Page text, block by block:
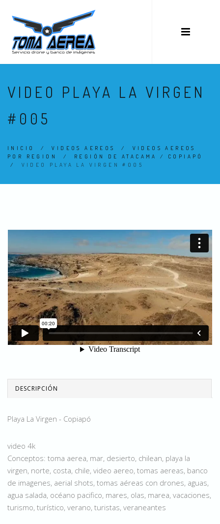
VIDEO PLAYA LA VIRGEN
#005
INICIO /VIDEOS AEREOS / VIDEOS AEREOS
POR REGION
/ REGIÓN DE ATACAMA / COPIAPÓ
/ VIDEO PLAYA LA VIRGEN #005
DESCRIPCIÓN
Playa La Virgen - Copiapó
video 4k
Conceptos: toma aerea, mar, desierto, chilean, playa la
virgen, norte, costa, chile, video aereo, tomas aereas, banco
de imagenes, aerial shots, tomas aéreas con drones, aguas,
agua salada, océano pacifico, mares, olas, marea, vacaciones,
turismo, turístico, verano, turistas, veraneantes